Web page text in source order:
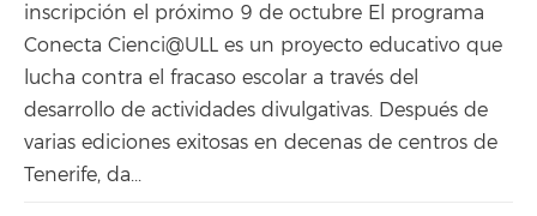
inscripción el próximo 9 de octubre El programa
Conecta Cienci@ULL es un proyecto educativo que
lucha contra el fracaso escolar a través del
desarrollo de actividades divulgativas. Después de
varias ediciones exitosas en decenas de centros de
Tenerife, da...